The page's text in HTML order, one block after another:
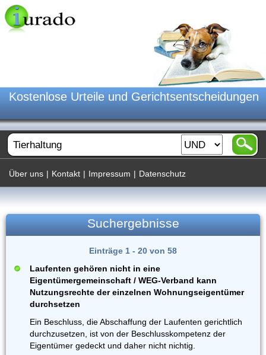
Kostenlose Urteile und Gerichtsentscheidungen
Über uns | Kontakt | Impressum | Datenschutz
Suchergebnisse
Einträge 1 - 20 von 58
Laufenten gehören nicht in eine
Eigentümergemeinschaft / WEG-Verband kann
Nutzungsrechte der einzelnen Wohnungseigentümer
durchsetzen
Ein Beschluss, die Abschaffung der Laufenten gerichtlich
durchzusetzen, ist von der Beschlusskompetenz der
Eigentümer gedeckt und daher nicht nichtig.